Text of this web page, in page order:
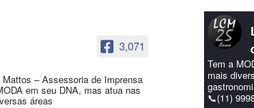
3,071
– Assessoria de Imprensa
em seu DNA, mas atua nas
áreas
Tem a
mais
📞(11)